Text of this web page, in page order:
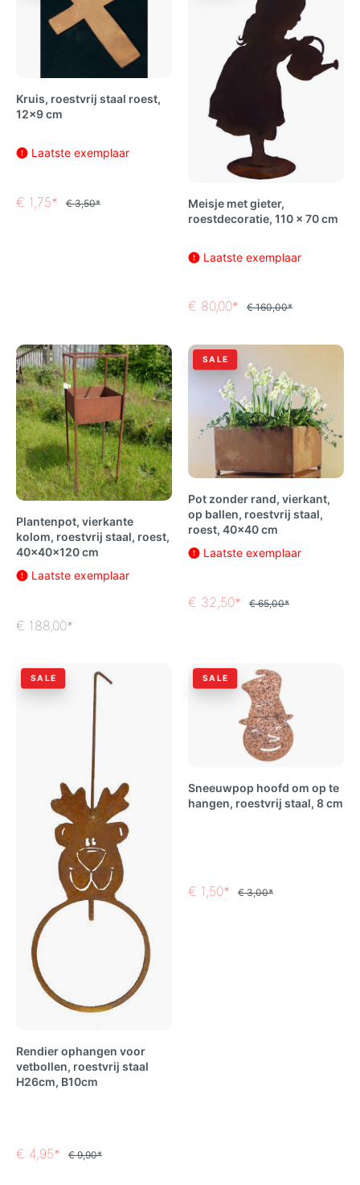
Kruis, roestvrij staal roest,
12x9 cm
Laatste exemplaar
€ 1,75* € 3,50*
Meisje met gieter,
roestdecoratie, 110 x 70 cm
Laatste exemplaar
€ 80,00* € 160,00*
Plantenpot, vierkante
kolom, roestvrij staal, roest,
40x40x120 cm
Laatste exemplaar
€ 188,00*
SALE
Pot zonder rand, vierkant,
op ballen, roestvrij staal,
roest, 40x40 cm
Laatste exemplaar
€ 32,50* € 65,00*
SALE
Rendier ophangen voor
vetbollen, roestvrij staal
H26cm, B10cm
€ 4,95* € 9,90*
SALE
Sneeuwpop hoofd om op te
hangen, roestvrij staal, 8 cm
€ 1,50* € 3,00*